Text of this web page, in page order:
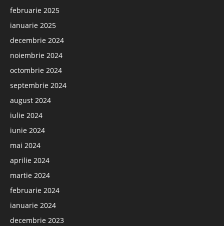
februarie 2025
ianuarie 2025
decembrie 2024
noiembrie 2024
octombrie 2024
septembrie 2024
august 2024
iulie 2024
iunie 2024
mai 2024
aprilie 2024
martie 2024
februarie 2024
ianuarie 2024
decembrie 2023